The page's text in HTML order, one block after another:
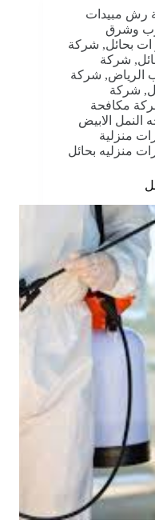
رش مبيدات
وشرق
بحائل, شركة
, شركة
الرياض, شركة
, شركة
مكافحة
النمل الابيض
منزلية
منزليه بحائل